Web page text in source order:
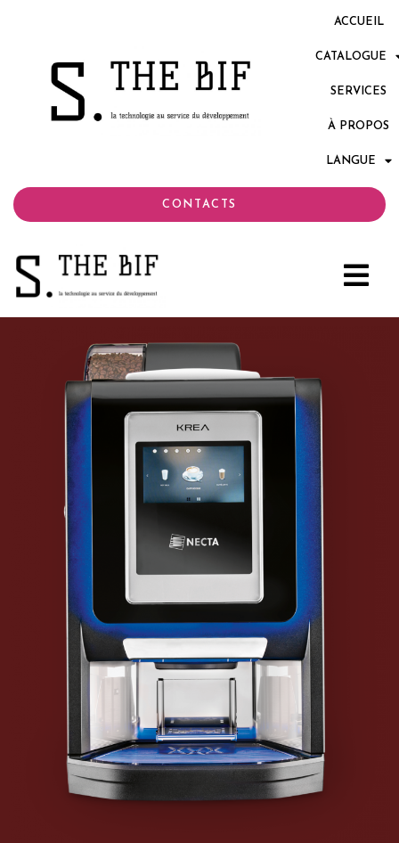
ACCUEIL
CATALOGUE
SERVICES
À PROPOS
LANGUE
CONTACTS